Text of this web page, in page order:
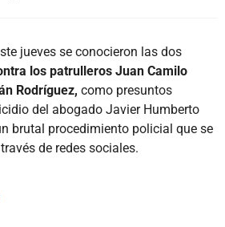
jueves se conocieron las dos
los patrulleros Juan Camilo
Rodríguez, como presuntos
del abogado Javier Humberto
brutal procedimiento policial que se
de redes sociales.